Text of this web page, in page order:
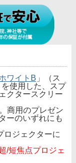
ワイトB 」（ス
使用した、スプ
クタースクリー
商用のプレゼン
ーのいずれにも
ロジェクターに
/短焦点プロジェ